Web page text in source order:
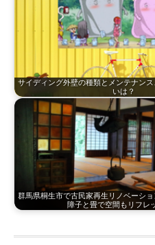
サイディング外壁の種類とメンテナン
いは？
群馬県桐生市で古民家再生リノベーシ
障子と畳で空間もリフレ